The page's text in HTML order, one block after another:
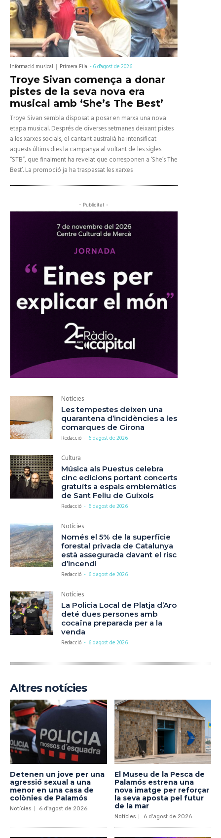
Informació musical Primera Fila -6 d'agost de 2026
Troye Sivan comença a donar
pistes de la seva nova era
musical amb ‘She’s The Best’
Troye Sivan sembla disposat a posar en marxa una nova
etapa musical. Després de diverses setmanes deixant pistes
a les xarxes socials, el cantant australià ha intensificat
aquests últims dies la campanya al voltant de les sigles
“STB”, que finalment ha revelat que corresponen a ‘She’s The
Best’. La promoció ja ha traspassat les xarxes
- Publicitat -
Notícies
Les tempestes deixen una
quarantena d’incidències a les
comarques de Girona
Redacció - 6 d'agost de 2026
Cultura
Música als Puestus celebra
cinc edicions portant concerts
gratuïts a espais emblemàtics
de Sant Feliu de Guíxols
Redacció - 6 d'agost de 2026
Notícies
Només el 5% de la superfície
forestal privada de Catalunya
està assegurada davant el risc
d’incendi
Redacció - 6 d'agost de 2026
Notícies
La Policia Local de Platja d’Aro
deté dues persones amb
cocaïna preparada per a la
venda
Redacció - 6 d'agost de 2026
Altres notícies
Detenen un jove per una
agressió sexual a una
menor en una casa de
colònies de Palamós
Notícies 6 d'agost de 2026
El Museu de la Pesca de
Palamós estrena una
nova imatge per reforçar
la seva aposta pel futur
de la mar
Notícies 6 d'agost de 2026